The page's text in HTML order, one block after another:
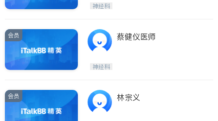
神经科
会员 蔡健仪医师
神经科
会员 林宗义